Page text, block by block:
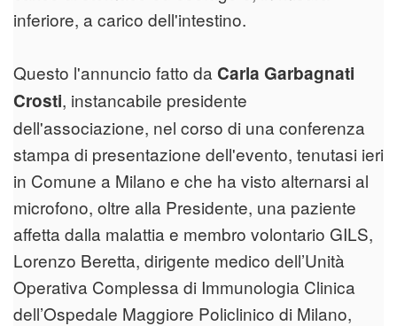
inferiore, a carico dell'intestino.
Questo l'annuncio fatto da Carla Garbagnati
Crosti, instancabile presidente
dell'associazione, nel corso di una conferenza
stampa di presentazione dell'evento, tenutasi ieri
in Comune a Milano e che ha visto alternarsi al
microfono, oltre alla Presidente, una paziente
affetta dalla malattia e membro volontario GILS,
Lorenzo Beretta, dirigente medico dell’Unità
Operativa Complessa di Immunologia Clinica
dell’Ospedale Maggiore Policlinico di Milano,